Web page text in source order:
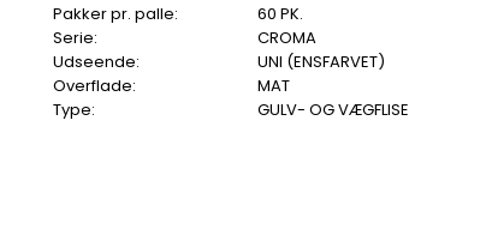
Pakker pr. palle:
60 PK.
Serie:
CROMA
Udseende:
UNI (ENSFARVET)
Overflade:
MAT
Type:
GULV- OG VÆGFLISE